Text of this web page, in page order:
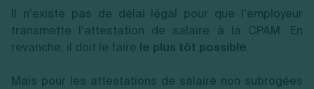
Il n’existe pas de délai légal pour que l’employeur
transmette l’attestation de salaire à la CPAM. En
revanche, il doit le faire le plus tôt possible.
Mais pour les attestations de salaire non subrogées